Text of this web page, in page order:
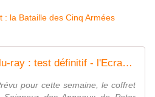
La Communauté en blu-ray : test définitif - l'Ecran Miroir
pour cette semaine, le coffret